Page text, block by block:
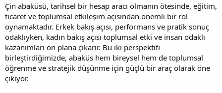
Çin abaküsü, tarihsel bir hesap aracı olmanın ötesinde, eğitim,
ticaret ve toplumsal etkileşim açısından önemli bir rol
oynamaktadır. Erkek bakış açısı, performans ve pratik sonuç
odaklıyken, kadın bakış açısı toplumsal etki ve insan odaklı
kazanımları ön plana çıkarır. Bu iki perspektifi
birleştirdiğimizde, abaküs hem bireysel hem de toplumsal
öğrenme ve stratejik düşünme için güçlü bir araç olarak öne
çıkıyor.